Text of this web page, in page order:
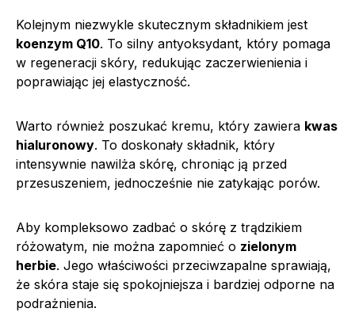
Kolejnym niezwykle skutecznym składnikiem jest
koenzym Q10. To silny antyoksydant, który pomaga
w regeneracji skóry, redukując zaczerwienienia i
poprawiając jej elastyczność.
Warto również poszukać kremu, który zawiera kwas
hialuronowy. To doskonały składnik, który
intensywnie nawilża skórę, chroniąc ją przed
przesuszeniem, jednocześnie nie zatykając porów.
Aby kompleksowo zadbać o skórę z trądzikiem
różowatym, nie można zapomnieć o zielonym
herbie. Jego właściwości przeciwzapalne sprawiają,
że skóra staje się spokojniejsza i bardziej odporne na
podrażnienia.